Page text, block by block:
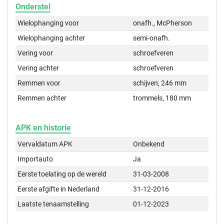
Onderstel
Wielophanging voor
onafh., McPherson
Wielophanging achter
semi-onafh.
Vering voor
schroefveren
Vering achter
schroefveren
Remmen voor
schijven, 246 mm
Remmen achter
trommels, 180 mm
APK en historie
Vervaldatum APK
Onbekend
Importauto
Ja
Eerste toelating op de wereld
31-03-2008
Eerste afgifte in Nederland
31-12-2016
Laatste tenaamstelling
01-12-2023